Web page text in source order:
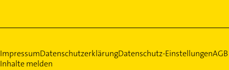
ImpressumDatenschutzerklärungDatenschutz-EinstellungenAGB
Inhalte melden